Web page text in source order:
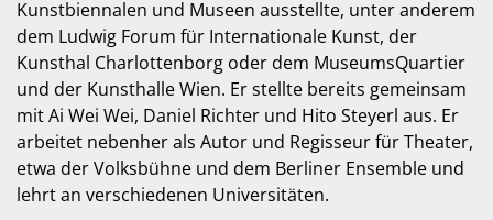
Kunstbiennalen und Museen ausstellte, unter anderem
dem Ludwig Forum für Internationale Kunst, der
Kunsthal Charlottenborg oder dem MuseumsQuartier
und der Kunsthalle Wien. Er stellte bereits gemeinsam
mit Ai Wei Wei, Daniel Richter und Hito Steyerl aus. Er
arbeitet nebenher als Autor und Regisseur für Theater,
etwa der Volksbühne und dem Berliner Ensemble und
lehrt an verschiedenen Universitäten.